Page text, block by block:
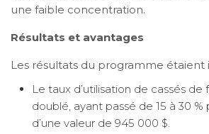
une faible concentration.
Résultats et avantages
Les résultats du programme étaient
Le taux d’utilisation de cassés de
doublé, ayant passé de 15 à 30
d’une valeur de 945 000 $.